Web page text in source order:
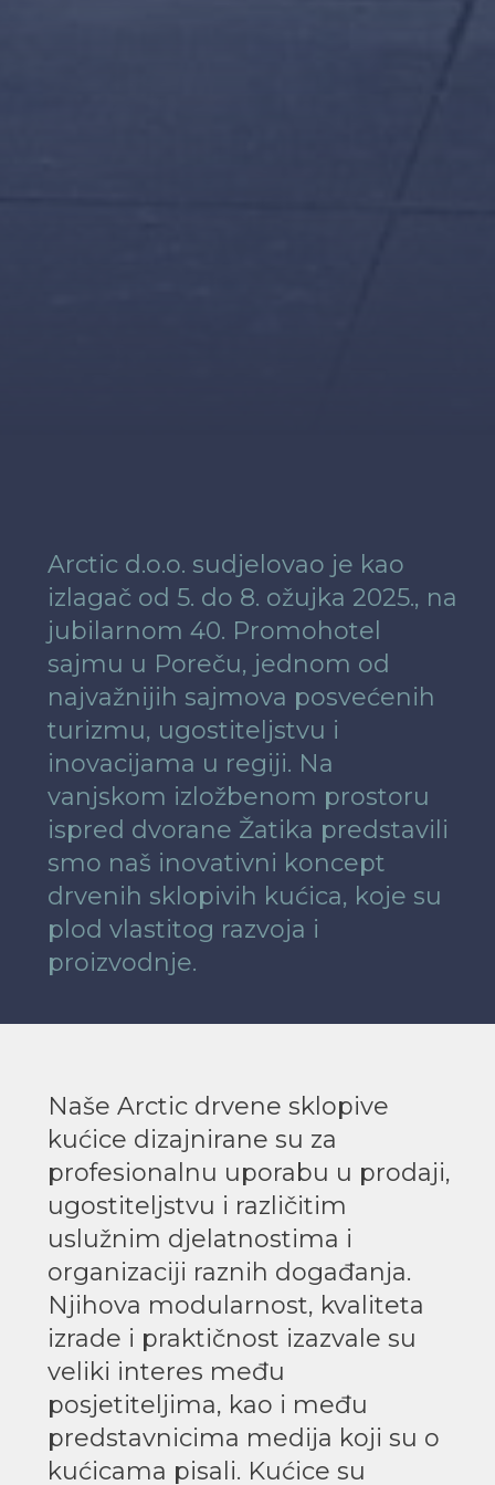
Arctic d.o.o. sudjelovao je kao
izlagač od 5. do 8. ožujka 2025., na
jubilarnom 40. Promohotel
sajmu u Poreču, jednom od
najvažnijih sajmova posvećenih
turizmu, ugostiteljstvu i
inovacijama u regiji. Na
vanjskom izložbenom prostoru
ispred dvorane Žatika predstavili
smo naš inovativni koncept
drvenih sklopivih kućica, koje su
plod vlastitog razvoja i
proizvodnje.
Naše Arctic drvene sklopive
kućice dizajnirane su za
profesionalnu uporabu u prodaji,
ugostiteljstvu i različitim
uslužnim djelatnostima i
organizaciji raznih događanja.
Njihova modularnost, kvaliteta
izrade i praktičnost izazvale su
veliki interes među
posjetiteljima, kao i među
predstavnicima medija koji su o
kućicama pisali. Kućice su